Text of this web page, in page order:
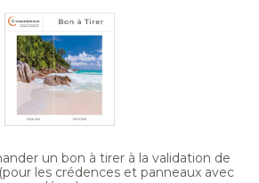
un bon à tirer à la validation de
les crédences et panneaux avec